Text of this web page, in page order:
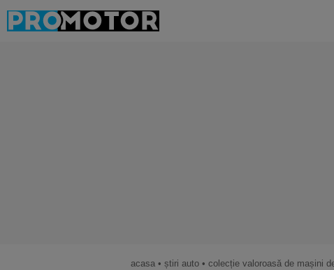
acasa • știri auto • colecție valoroasă de mașini